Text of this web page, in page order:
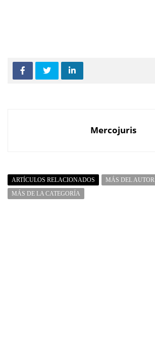
Mercojuris
ARTÍCULOS RELACIONADOS
MÁS DEL AUTOR
MÁS DE LA CATEGORÍA